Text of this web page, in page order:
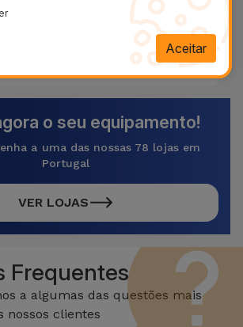
o seu equipamento!
a uma das nossas 78 lojas em
Portugal
VER LOJAS
Frequentes
a algumas das questões mais
nossos clientes
Aceitar